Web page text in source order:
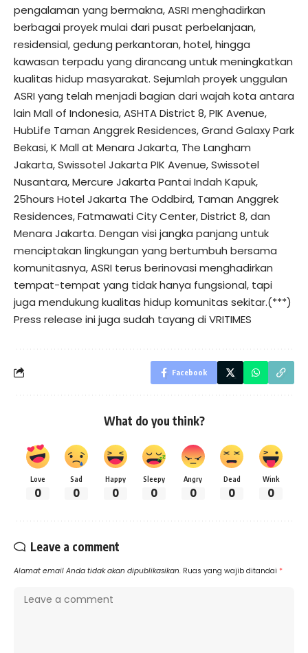
pengalaman yang bermakna, ASRI menghadirkan
berbagai proyek mulai dari pusat perbelanjaan,
residensial, gedung perkantoran, hotel, hingga
kawasan terpadu yang dirancang untuk meningkatkan
kualitas hidup masyarakat. Sejumlah proyek unggulan
ASRI yang telah menjadi bagian dari wajah kota antara
lain Mall of Indonesia, ASHTA District 8, PIK Avenue,
HubLife Taman Anggrek Residences, Grand Galaxy Park
Bekasi, K Mall at Menara Jakarta, The Langham
Jakarta, Swissotel Jakarta PIK Avenue, Swissotel
Nusantara, Mercure Jakarta Pantai Indah Kapuk,
25hours Hotel Jakarta The Oddbird, Taman Anggrek
Residences, Fatmawati City Center, District 8, dan
Menara Jakarta. Dengan visi jangka panjang untuk
menciptakan lingkungan yang bertumbuh bersama
komunitasnya, ASRI terus berinovasi menghadirkan
tempat-tempat yang tidak hanya fungsional, tapi
juga mendukung kualitas hidup komunitas sekitar.(***)
Press release ini juga sudah tayang diVRITIMES
Facebook
What do you think?
Love
0
Sad
0
Happy
0
Sleepy
0
Angry
0
Dead
0
Wink
0
Leave a comment
Alamat email Anda tidak akan dipublikasikan. Ruas yang wajib ditandai *